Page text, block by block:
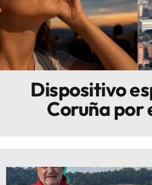
Escenarios
Sostenibilidad
Innova
Dispositivo
Coruña por